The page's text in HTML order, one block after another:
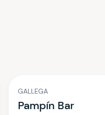
GALLEGA
Pampín Bar